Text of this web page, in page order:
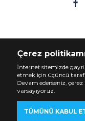
Bitcoin
Çerez
İnternet sitemizde
etmek için üçüncü
Devam ederseniz,
varsayıyoruz.
TÜMÜNÜ KABUL